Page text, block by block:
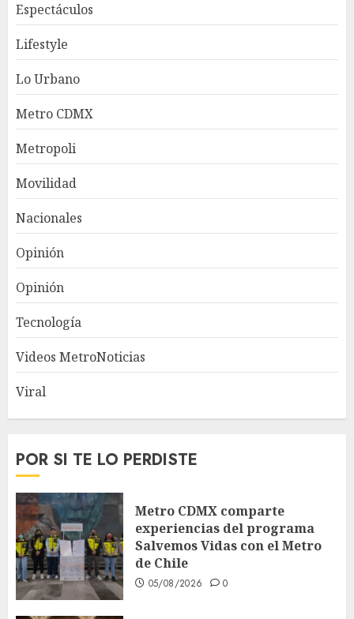
Espectáculos
Lifestyle
Lo Urbano
Metro CDMX
Metropoli
Movilidad
Nacionales
Opinión
Opinión
Tecnología
Videos MetroNoticias
Viral
POR SI TE LO PERDISTE
Metro CDMX comparte
experiencias del programa
Salvemos Vidas con el Metro
de Chile
05/08/2026 0